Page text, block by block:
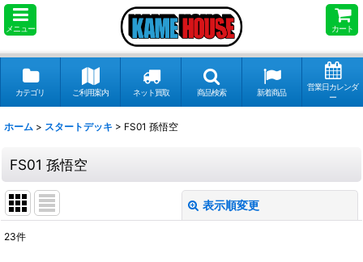
メニュー カート
カテゴリ ご利用案内 ネット買取 商品検索 新着商品
営業日カレンダ
ー
ホーム > スタートデッキ > FS01 孫悟空
FS01 孫悟空
表示順変更
23件